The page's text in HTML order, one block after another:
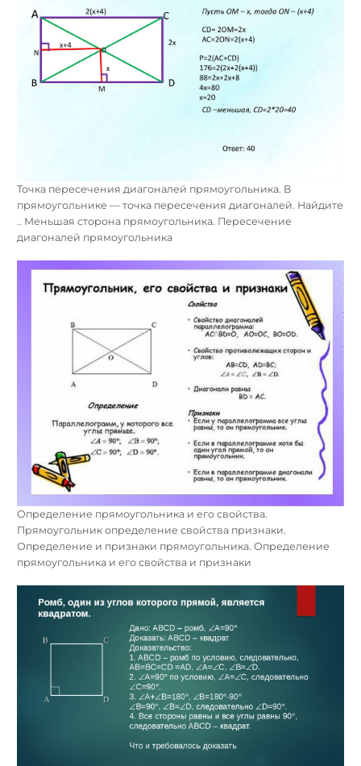
Точка пересечения диагоналей прямоугольника. В
прямоугольнике — точка пересечения диагоналей. Найдите
.. Меньшая сторона прямоугольника. Пересечение
диагоналей прямоугольника
Определение прямоугольника и его свойства.
Прямоугольник определение свойства признаки.
Определение и признаки прямоугольника. Определение
прямоугольника и его свойства и признаки